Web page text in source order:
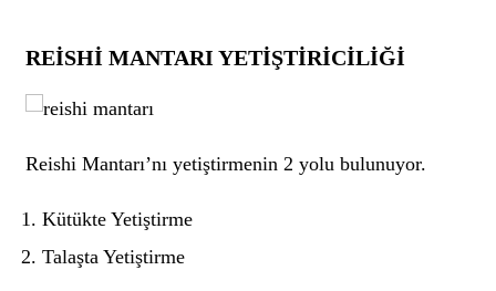
REİSHİ MANTARI YETİŞTİRİCİLİĞİ
Reishi Mantarı’nı yetiştirmenin 2 yolu bulunuyor.
Kütükte Yetiştirme
Talaşta Yetiştirme